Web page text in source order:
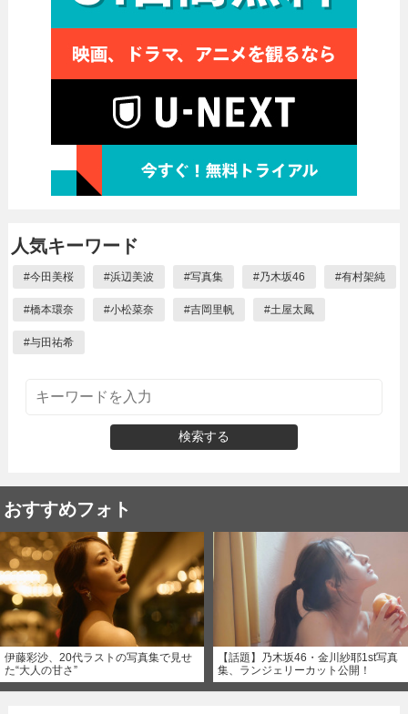
人気キーワード
#今田美桜 #浜辺美波 #写真集 #乃木坂46 #有村架純
#橋本環奈 #小松菜奈 #吉岡里帆 #土屋太鳳
#与田祐希
検索する
おすすめフォト
伊藤彩沙、20代ラストの写真集で見せ
た“大人の甘さ”
【話題】乃木坂46・金川紗耶1st写真
集、ランジェリーカット公開！